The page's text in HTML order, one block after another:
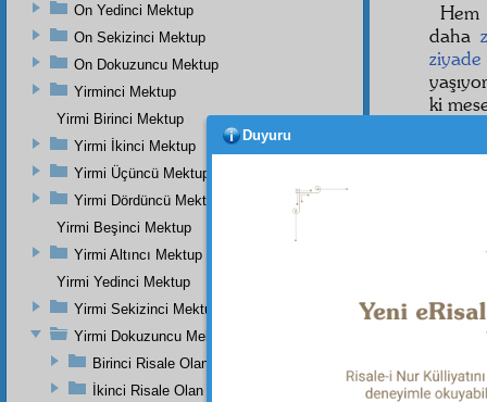
Hem
daha
ziyade
ki
gınâ
İşte
etfal
Dipnot-1
On Yedinci Mektup
On Sekizinci Mektup
On Dokuzuncu Mektup
Yirminci Mektup
Yirmi Birinci Mektup
Yirmi İkinci Mektup
Yirmi Üçüncü Mektup
Yirmi Dördüncü Mektup
Yirmi Beşinci Mektup
Yirmi Altıncı Mektup
Yirmi Yedinci Mektup
Yirmi Sekizinci Mektup
Yirmi Dokuzuncu Mektup
Birinci Risale Olan Birinci Kısım
İkinci Risale Olan İkinci Kısım
Duyuru